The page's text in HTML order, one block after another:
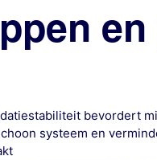
bevordert
systeem en